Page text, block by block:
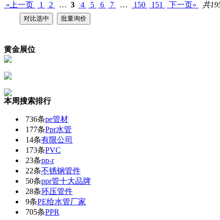
«上一页 1 2 … 3 4 5 6 7 … 150 151 下一页» 共
黄金展位
本周搜索排行
736条pe管材
177条Ppr水管
14条有限公司
173条PVC
23条pp-r
22条不锈钢管件
50条ppr管十大品牌
28条环压管件
9条PE给水管厂家
705条PPR